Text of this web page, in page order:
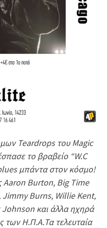
Teardrops του Magic
το βραβείο “W.C
μπάντα στον κόσμο!
Aaron Burton, Big Time
Burns, Willie Kent,
και άλλα ηχηρά
των Η.Π.Α.Τα τελευταία